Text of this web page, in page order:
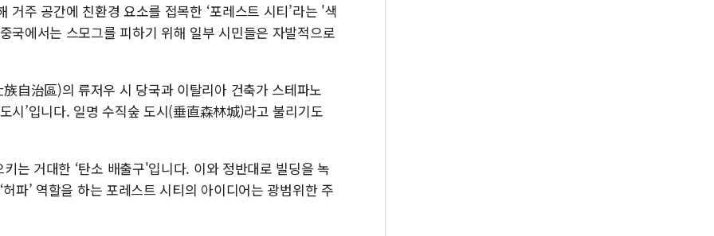
주 공간에 친환경 요소를 접목한 ‘포레스트 시티’라는 '색
국에서는 스모그를 피하기 위해 일부 시민들은 자발적으로
自治區)의 류저우 시 당국과 이탈리아 건축가 스테파노
시’입니다. 일명 수직숲 도시(垂直森林城)라고 불리기도
는 거대한 ‘탄소 배출구'입니다. 이와 정반대로 빌딩을 녹
파’ 역할을 하는 포레스트 시티의 아이디어는 광범위한 주